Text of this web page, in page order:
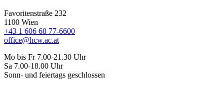
Favoritenstraße 232
1100 Wien
+43 1 606 68 77-6600
office@hcw.ac.at
Mo bis Fr 7.00-21.30 Uhr
Sa 7.00-18.00 Uhr
Sonn- und feiertags geschlossen